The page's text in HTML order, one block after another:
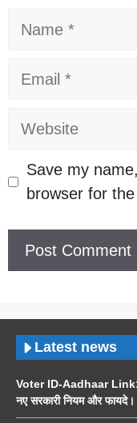
Name
Email
Website
Save my
browser for
Latest news
Voter ID-Aadhaar Link:
नए सरकारी नियम और फायदे।